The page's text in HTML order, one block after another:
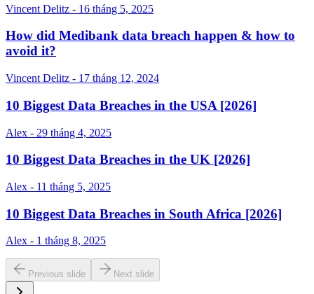
Vincent Delitz - 16 tháng 5, 2025
How did Medibank data breach happen & how to
avoid it?
Vincent Delitz - 17 tháng 12, 2024
10 Biggest Data Breaches in the USA [2026]
Alex - 29 tháng 4, 2025
10 Biggest Data Breaches in the UK [2026]
Alex - 11 tháng 5, 2025
10 Biggest Data Breaches in South Africa [2026]
Alex - 1 tháng 8, 2025
Previous slide Next slide